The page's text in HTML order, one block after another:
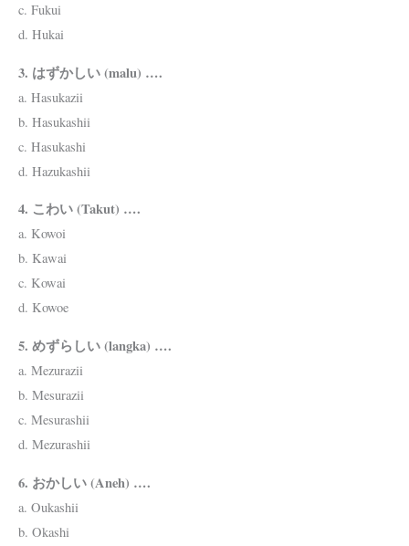
c. Fukui
d. Hukai
3. はずかしい (malu) ….
a. Hasukazii
b. Hasukashii
c. Hasukashi
d. Hazukashii
4. こわい (Takut) ….
a. Kowoi
b. Kawai
c. Kowai
d. Kowoe
5. めずらしい (langka) ….
a. Mezurazii
b. Mesurazii
c. Mesurashii
d. Mezurashii
6. おかしい (Aneh) ….
a. Oukashii
b. Okashi